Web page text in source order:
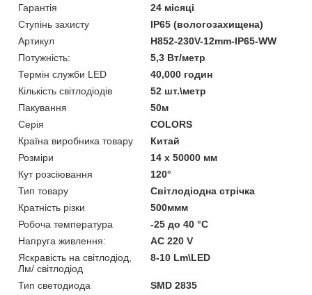
Гарантія
24 місяці
Ступінь захисту
IP65 (вологозахищена)
Артикул
H852-230V-12mm-IP65-WW
Потужність:
5,3 Вт/метр
Термін служби LED
40,000 годин
Кількість світлодіодів
52 шт.\метр
Пакування
50м
Серія
COLORS
Країна виробника товару
Китай
Розміри
14 х 50000 мм
Кут розсіювання
120°
Тип товару
Світлодіодна стрічка
Кратність різки
500ммм
Робоча температура
-25 до 40 °C
Напруга живлення:
AC 220 V
Яскравість на світлодіод,
Лм/ світлодіод
8-10 Lm\LED
Тип светодиода SMD 2835